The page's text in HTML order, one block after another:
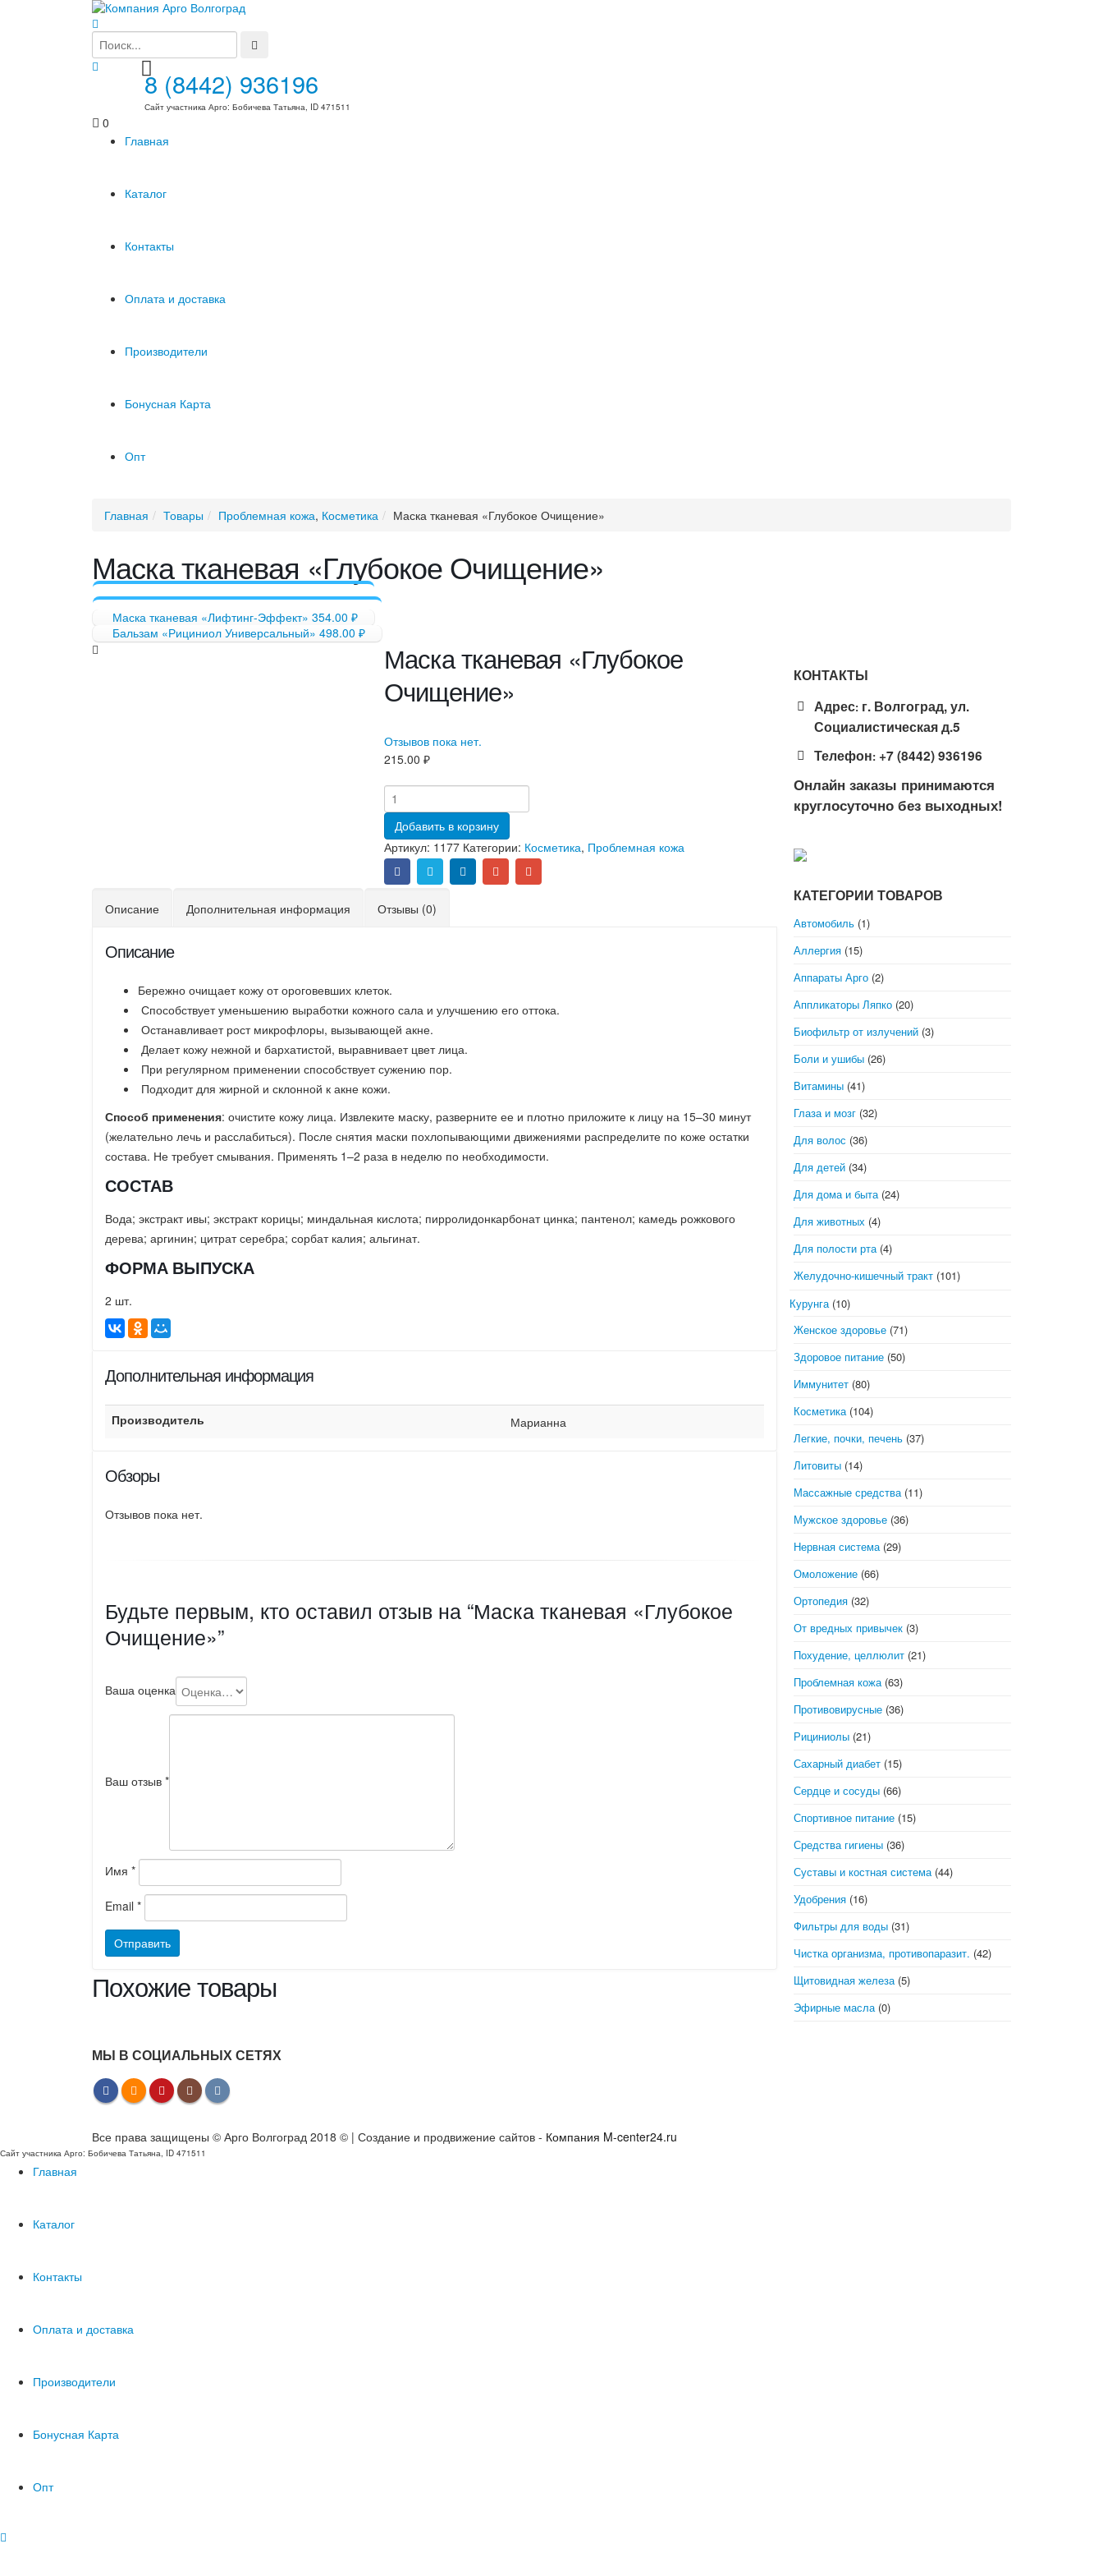
8 (8442) 936196
Сайт участника Арго: Бобичева Татьяна, ID 471511
0
Главная
Каталог
Контакты
Оплата и доставка
Производители
Бонусная Карта
Опт
Главная Товары Проблемная кожа, Косметика Маска тканевая «Глубокое Очищение»
Маска тканевая «Глубокое Очищение»
Маска тканевая «Лифтинг-Эффект» 354.00 ₽
Бальзам «Рициниол Универсальный» 498.00 ₽
Маска тканевая «Глубокое
Очищение»
Отзывов пока нет.
215.00₽
Добавить в корзину
Артикул: 1177 Категории: Косметика, Проблемная кожа
Описание Дополнительная информация Отзывы (0)
Описание
Бережно очищает кожу от ороговевших клеток.
Способствует уменьшению выработки кожного сала и улучшению его оттока.
Останавливает рост микрофлоры, вызывающей акне.
Делает кожу нежной и бархатистой, выравнивает цвет лица.
При регулярном применении способствует сужению пор.
Подходит для жирной и склонной к акне кожи.
Способ применения: очистите кожу лица. Извлеките маску, разверните ее и плотно приложите к лицу на 15–30 минут
(желательно лечь и расслабиться). После снятия маски похлопывающими движениями распределите по коже остатки
состава. Не требует смывания. Применять 1–2 раза в неделю по необходимости.
СОСТАВ
Вода; экстракт ивы; экстракт корицы; миндальная кислота; пирролидонкарбонат цинка; пантенол; камедь рожкового
дерева; аргинин; цитрат серебра; сорбат калия; альгинат.
ФОРМА ВЫПУСКА
2 шт.
Дополнительная информация
Производитель Марианна
Обзоры
Отзывов пока нет.
Будьте первым, кто оставил отзыв на “Маска тканевая «Глубокое
Очищение»”
Ваша оценка
Ваш отзыв *
Имя *
Email *
Похожие товары
КОНТАКТЫ
Адрес: г. Волгоград, ул.
Социалистическая д.5
Телефон: +7 (8442) 936196
Онлайн заказы принимаются
круглосуточно без выходных!
КАТЕГОРИИ ТОВАРОВ
Автомобиль (1)
Аллергия (15)
Аппараты Арго (2)
Аппликаторы Ляпко (20)
Биофильтр от излучений (3)
Боли и ушибы (26)
Витамины (41)
Глаза и мозг (32)
Для волос (36)
Для детей (34)
Для дома и быта (24)
Для животных (4)
Для полости рта (4)
Желудочно-кишечный тракт (101)
Курунга (10)
Женское здоровье (71)
Здоровое питание (50)
Иммунитет (80)
Косметика (104)
Легкие, почки, печень (37)
Литовиты (14)
Массажные средства (11)
Мужское здоровье (36)
Нервная система (29)
Омоложение (66)
Ортопедия (32)
От вредных привычек (3)
Похудение, целлюлит (21)
Проблемная кожа (63)
Противовирусные (36)
Рициниолы (21)
Сахарный диабет (15)
Сердце и сосуды (66)
Спортивное питание (15)
Средства гигиены (36)
Суставы и костная система (44)
Удобрения (16)
Фильтры для воды (31)
Чистка организма, противопаразит. (42)
Щитовидная железа (5)
Эфирные масла (0)
МЫ В СОЦИАЛЬНЫХ СЕТЯХ
Все права защищены © Арго Волгоград 2018 © | Создание и продвижение сайтов - Компания M-center24.ru
Сайт участника Арго: Бобичева Татьяна, ID 471511
Главная
Каталог
Контакты
Оплата и доставка
Производители
Бонусная Карта
Опт